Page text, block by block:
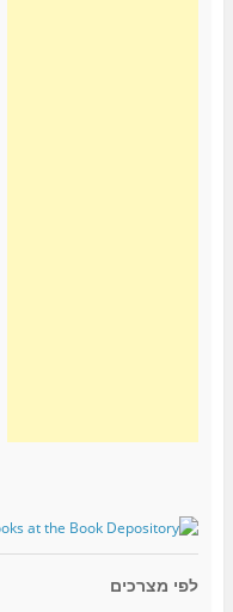
לפי מצרכים